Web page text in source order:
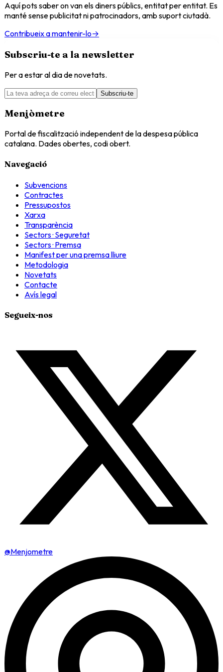
Aquí pots saber on van els diners públics, entitat per entitat. Es
manté sense publicitat ni patrocinadors, amb suport ciutadà.
Contribueix a mantenir-lo→
Subscriu-te a la newsletter
Per a estar al dia de novetats.
Subscriu-te
Menjòmetre
Portal de fiscalització independent de la despesa pública
catalana. Dades obertes, codi obert.
Navegació
Subvencions
Contractes
Pressupostos
Xarxa
Transparència
Sectors · Seguretat
Sectors · Premsa
Manifest per una premsa lliure
Metodologia
Novetats
Contacte
Avís legal
Segueix-nos
@Menjometre